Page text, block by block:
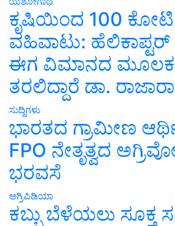
ಕೃಷಿಯಿಂದ 100 ಕೋಟಿ
ವಹಿವಾಟು:
ಈಗ ವಿಮಾನದ ಮೂಲಕ
ತರಲಿದ್ದಾರೆ ಡಾ.
ಸುದ್ದಿಗಳು
ಭಾರತದ ಗ್ರಾಮೀಣ
FPO ನೇತೃತ್ವದ
ಭರವಸೆ
ಅಗ್ರಿಪಿಡಿಯಾ
ಕಬ್ಬು ಬೆಳೆಯಲು ಸೂಕ್ತ